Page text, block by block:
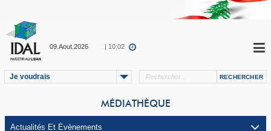
09.Aout.2026 | 10:02
Je voudrais
MÉDIATHÈQUE